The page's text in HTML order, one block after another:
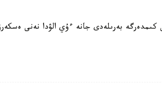
بەرىلەدى جانە ءۇي الۋدا نەنى